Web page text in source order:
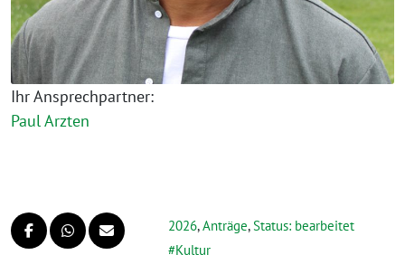
Ihr Ansprechpartner:
Paul Arzten
2026,Anträge,Status: bearbeitet
Kultur